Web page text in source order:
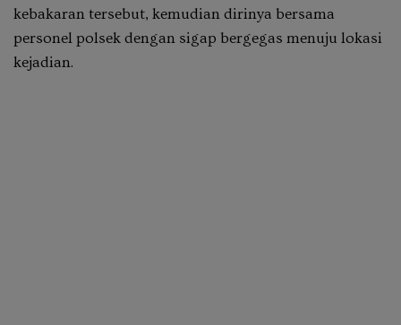
kebakaran tersebut, kemudian dirinya bersama
personel polsek dengan sigap bergegas menuju lokasi
kejadian.